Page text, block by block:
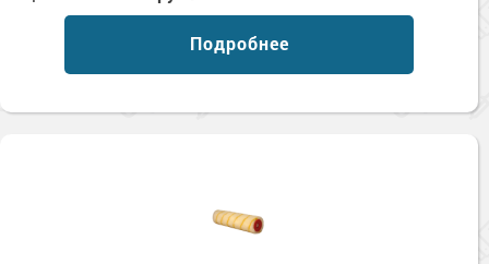
Сопутствующие товары
Морозостойкие краски для металла
Морозостойкие краски для фасада
Подробнее